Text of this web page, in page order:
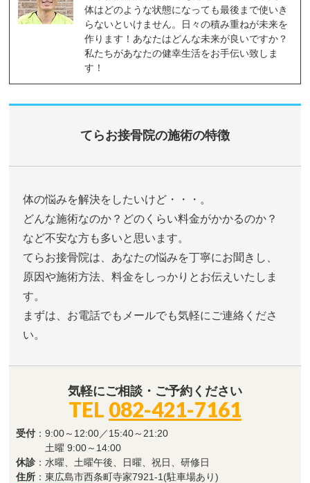
体はどのような状態になっても最後まで使いき
らないといけません。日々の積み重ねが未来を
作ります！あなたはどんな未来が良いですか？
私たちがあなたの健幸生活をお手伝い致しま
す！
てらお接骨院の施術の特徴
体の悩みを解決をしたいけど・・・。
どんな施術なのか？どのくらい料金がかかるのか？
など不安な方も多いと思います。
てらお接骨院は、あなたの悩みを丁寧にお聞きし、
原因や施術方法、料金をしっかりとお伝えいたしま
す。
まずは、お電話でもメールでも気軽にご連絡くださ
い。
気軽にご相談・ご予約ください
TEL 082-421-7161
受付 ：9:00～12:00／15:40～21:20
土曜 9:00～14:00
休診 ：水曜、土曜午後、日曜、祝日、研修日
住所 ：東広島市西条町寺家7921-1(駐車場あり)